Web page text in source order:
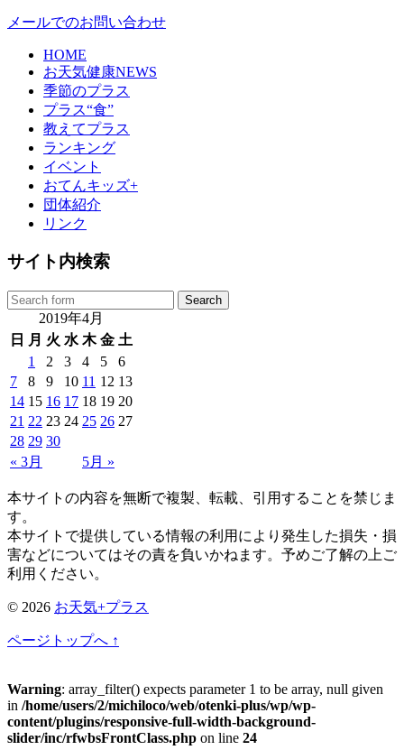
メールでのお問い合わせ
HOME
お天気健康NEWS
季節のプラス
プラス“食”
教えてプラス
ランキング
イベント
おてんキッズ+
団体紹介
リンク
サイト内検索
2019年4月
日
月 火 水 木 金 土
« 3月 5月 »
1 2 3 4 5
6
7
8 9 10 11 12 13
14 15 16 17 18 19 20
21 22 23 24 25 26 27
28 29 30
本サイトの内容を無断で複製、転載、引用することを禁じま
す。
本サイトで提供している情報の利用により発生した損失・損
害などについてはその責を負いかねます。予めご了解の上ご
利用ください。
© 2026 お天気+プラス
ページトップへ ↑
Warning: array_filter() expects parameter 1 to be array, null given
in /home/users/2/michiloco/web/otenki-plus/wp/wp-
content/plugins/responsive-full-width-background-
slider/inc/rfwbsFrontClass.php on line 24